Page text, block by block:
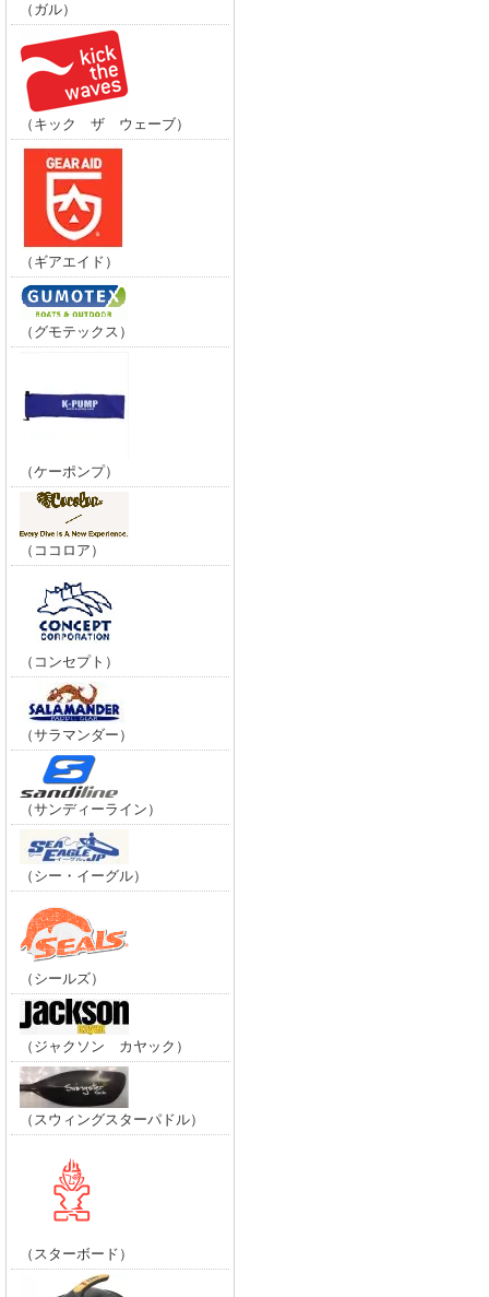
（ガル）
（キック ザ ウェーブ）
（ギアエイド）
（グモテックス）
（ケーポンプ）
（ココロア）
（コンセプト）
（サラマンダー）
（サンディーライン）
（シー・イーグル）
（シールズ）
（ジャクソン カヤック）
（スウィングスターパドル）
（スターボード）